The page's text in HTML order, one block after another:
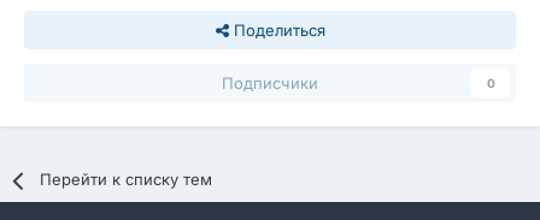
Поделиться
Подписчики 0
Перейти к списку тем